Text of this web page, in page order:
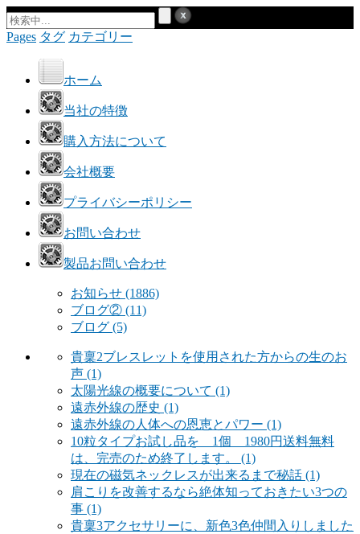
Pages タグ カテゴリー
ホーム
当社の特徴
購入方法について
会社概要
プライバシーポリシー
お問い合わせ
製品お問い合わせ
お知らせ (1886)
ブログ② (11)
ブログ (5)
貴稟2ブレスレットを使用された方からの生のお
声 (1)
太陽光線の概要について (1)
遠赤外線の歴史 (1)
遠赤外線の人体への恩恵とパワー (1)
10粒タイプお試し品を 1個 1980円送料無料
は、完売のため終了します。 (1)
現在の磁気ネックレスが出来るまで秘話 (1)
肩こりを改善するなら絶体知っておきたい3つの
事 (1)
貴稟3アクセサリーに、新色3色仲間入りしました